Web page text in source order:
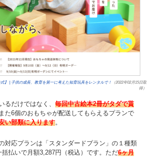
】 | 子供の成長、教育を第一に考えた知育玩具をレンタルで！
（2022年02月15日取
得）
るだけではなく、 毎回中古絵本2冊がタダで貰
た6個のおもちゃが配送してもらえるプランで
い部類に入ります。
対応プランは「スタンダードプラン」の１種類
払いで月額3,287円（税込）です。ただ6ヶ月